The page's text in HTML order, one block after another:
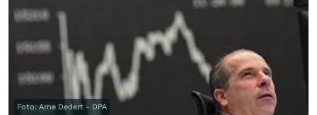
Foto: Arne Dedert - DPA